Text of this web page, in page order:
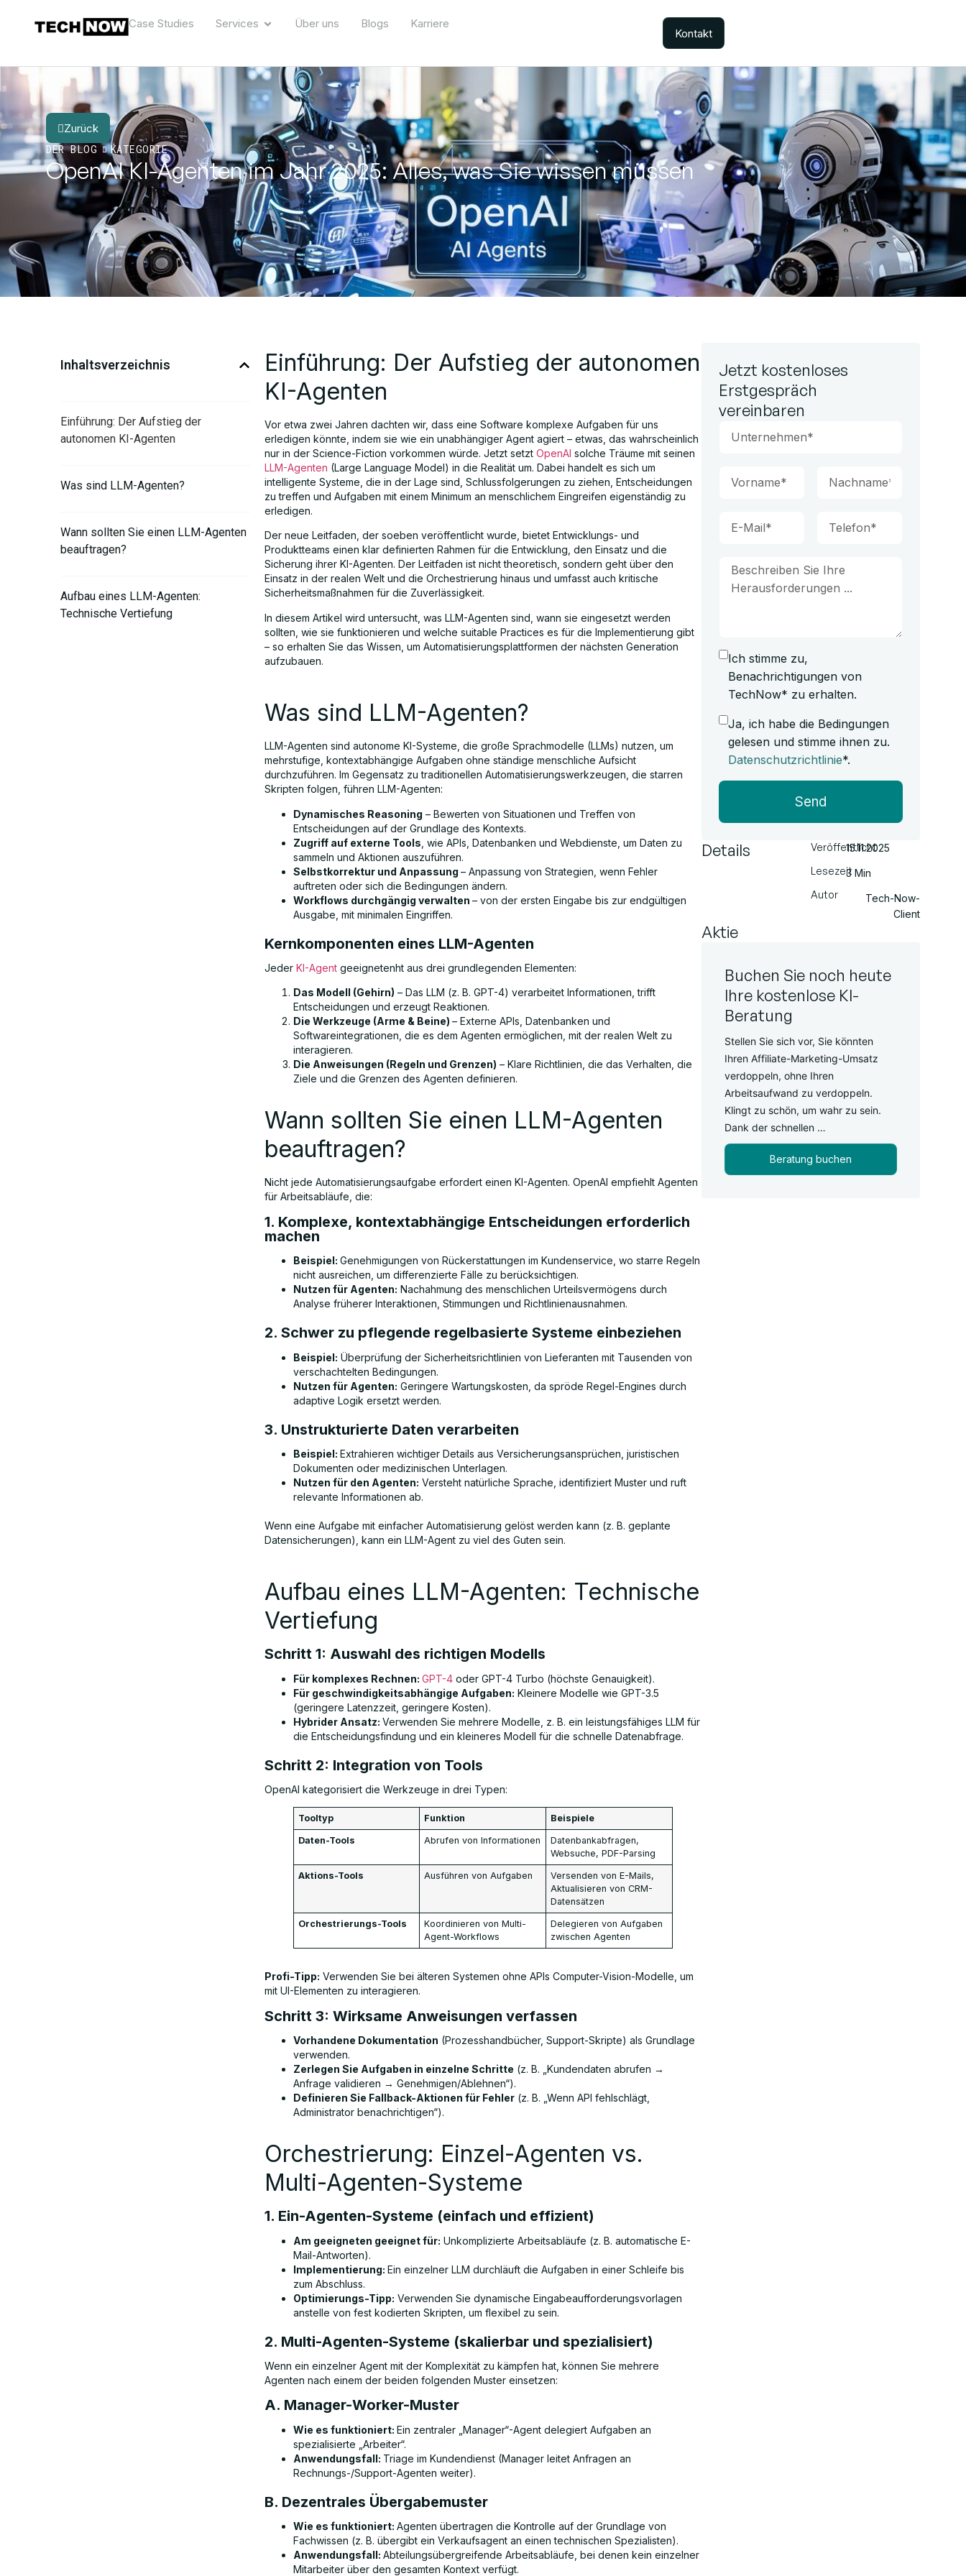
Case Studies Services Über uns Blogs Karriere
Kontakt
Zurück
DER BLOG
KATEGORIE
OpenAI KI-Agenten im Jahr 2025: Alles, was Sie wissen müssen
Inhaltsverzeichnis
Einführung: Der Aufstieg der
autonomen KI-Agenten
Was sind LLM-Agenten?
Wann sollten Sie einen LLM-Agenten
beauftragen?
Aufbau eines LLM-Agenten:
Technische Vertiefung
Einführung: Der Aufstieg der autonomen
KI-Agenten
Vor etwa zwei Jahren dachten wir, dass eine Software komplexe Aufgaben für uns
erledigen könnte, indem sie wie ein unabhängiger Agent agiert – etwas, das wahrscheinlich
nur in der Science-Fiction vorkommen würde. Jetzt setzt OpenAI solche Träume mit seinen
LLM-Agenten (Large Language Model) in die Realität um. Dabei handelt es sich um
intelligente Systeme, die in der Lage sind, Schlussfolgerungen zu ziehen, Entscheidungen
zu treffen und Aufgaben mit einem Minimum an menschlichem Eingreifen eigenständig zu
erledigen.
Der neue Leitfaden, der soeben veröffentlicht wurde, bietet Entwicklungs- und
Produktteams einen klar definierten Rahmen für die Entwicklung, den Einsatz und die
Sicherung ihrer KI-Agenten. Der Leitfaden ist nicht theoretisch, sondern geht über den
Einsatz in der realen Welt und die Orchestrierung hinaus und umfasst auch kritische
Sicherheitsmaßnahmen für die Zuverlässigkeit.
In diesem Artikel wird untersucht, was LLM-Agenten sind, wann sie eingesetzt werden
sollten, wie sie funktionieren und welche suitable Practices es für die Implementierung gibt
– so erhalten Sie das Wissen, um Automatisierungsplattformen der nächsten Generation
aufzubauen.
Was sind LLM-Agenten?
LLM-Agenten sind autonome KI-Systeme, die große Sprachmodelle (LLMs) nutzen, um
mehrstufige, kontextabhängige Aufgaben ohne ständige menschliche Aufsicht
durchzuführen. Im Gegensatz zu traditionellen Automatisierungswerkzeugen, die starren
Skripten folgen, führen LLM-Agenten:
Dynamisches Reasoning – Bewerten von Situationen und Treffen von
Entscheidungen auf der Grundlage des Kontexts.
Zugriff auf externe Tools , wie APIs, Datenbanken und Webdienste, um Daten zu
sammeln und Aktionen auszuführen.
Selbstkorrektur und Anpassung – Anpassung von Strategien, wenn Fehler
auftreten oder sich die Bedingungen ändern.
Workflows durchgängig verwalten – von der ersten Eingabe bis zur endgültigen
Ausgabe, mit minimalen Eingriffen.
Kernkomponenten eines LLM-Agenten
Jeder KI-Agent geeignetenht aus drei grundlegenden Elementen:
Das Modell (Gehirn) – Das LLM (z. B. GPT-4) verarbeitet Informationen, trifft
Entscheidungen und erzeugt Reaktionen.
Die Werkzeuge (Arme & Beine) – Externe APIs, Datenbanken und
Softwareintegrationen, die es dem Agenten ermöglichen, mit der realen Welt zu
interagieren.
Die Anweisungen (Regeln und Grenzen) – Klare Richtlinien, die das Verhalten, die
Ziele und die Grenzen des Agenten definieren.
Wann sollten Sie einen LLM-Agenten
beauftragen?
Nicht jede Automatisierungsaufgabe erfordert einen KI-Agenten. OpenAI empfiehlt Agenten
für Arbeitsabläufe, die:
1. Komplexe, kontextabhängige Entscheidungen erforderlich
machen
Beispiel: Genehmigungen von Rückerstattungen im Kundenservice, wo starre Regeln
nicht ausreichen, um differenzierte Fälle zu berücksichtigen.
Nutzen für Agenten: Nachahmung des menschlichen Urteilsvermögens durch
Analyse früherer Interaktionen, Stimmungen und Richtlinienausnahmen.
2. Schwer zu pflegende regelbasierte Systeme einbeziehen
Beispiel: Überprüfung der Sicherheitsrichtlinien von Lieferanten mit Tausenden von
verschachtelten Bedingungen.
Nutzen für Agenten: Geringere Wartungskosten, da spröde Regel-Engines durch
adaptive Logik ersetzt werden.
3. Unstrukturierte Daten verarbeiten
Beispiel: Extrahieren wichtiger Details aus Versicherungsansprüchen, juristischen
Dokumenten oder medizinischen Unterlagen.
Nutzen für den Agenten: Versteht natürliche Sprache, identifiziert Muster und ruft
relevante Informationen ab.
Wenn eine Aufgabe mit einfacher Automatisierung gelöst werden kann (z. B. geplante
Datensicherungen), kann ein LLM-Agent zu viel des Guten sein.
Aufbau eines LLM-Agenten: Technische
Vertiefung
Schritt 1: Auswahl des richtigen Modells
Für komplexes Rechnen: GPT-4 oder GPT-4 Turbo (höchste Genauigkeit).
Für geschwindigkeitsabhängige Aufgaben: Kleinere Modelle wie GPT-3.5
(geringere Latenzzeit, geringere Kosten).
Hybrider Ansatz: Verwenden Sie mehrere Modelle, z. B. ein leistungsfähiges LLM für
die Entscheidungsfindung und ein kleineres Modell für die schnelle Datenabfrage.
Schritt 2: Integration von Tools
OpenAI kategorisiert die Werkzeuge in drei Typen:
Tooltyp Funktion Beispiele
Daten-Tools Abrufen von Informationen
Datenbankabfragen,
Websuche, PDF-Parsing
Aktions-Tools Ausführen von Aufgaben
Versenden von E-Mails,
Aktualisieren von CRM-
Datensätzen
Orchestrierungs-Tools
Koordinieren von Multi-
Agent-Workflows
Delegieren von Aufgaben
zwischen Agenten
Profi-Tipp: Verwenden Sie bei älteren Systemen ohne APIs Computer-Vision-Modelle, um
mit UI-Elementen zu interagieren.
Schritt 3: Wirksame Anweisungen verfassen
Vorhandene Dokumentation (Prozesshandbücher, Support-Skripte) als Grundlage
verwenden.
Zerlegen Sie Aufgaben in einzelne Schritte (z. B. „Kundendaten abrufen →
Anfrage validieren → Genehmigen/Ablehnen“).
Definieren Sie Fallback-Aktionen für Fehler (z. B. „Wenn API fehlschlägt,
Administrator benachrichtigen“).
Orchestrierung: Einzel-Agenten vs.
Multi-Agenten-Systeme
1. Ein-Agenten-Systeme (einfach und effizient)
Am geeigneten geeignet für: Unkomplizierte Arbeitsabläufe (z. B. automatische E-
Mail-Antworten).
Implementierung: Ein einzelner LLM durchläuft die Aufgaben in einer Schleife bis
zum Abschluss.
Optimierungs-Tipp: Verwenden Sie dynamische Eingabeaufforderungsvorlagen
anstelle von fest kodierten Skripten, um flexibel zu sein.
2. Multi-Agenten-Systeme (skalierbar und spezialisiert)
Wenn ein einzelner Agent mit der Komplexität zu kämpfen hat, können Sie mehrere
Agenten nach einem der beiden folgenden Muster einsetzen:
A. Manager-Worker-Muster
Wie es funktioniert: Ein zentraler „Manager“-Agent delegiert Aufgaben an
spezialisierte „Arbeiter“.
Anwendungsfall: Triage im Kundendienst (Manager leitet Anfragen an
Rechnungs-/Support-Agenten weiter).
B. Dezentrales Übergabemuster
Wie es funktioniert: Agenten übertragen die Kontrolle auf der Grundlage von
Fachwissen (z. B. übergibt ein Verkaufsagent an einen technischen Spezialisten).
Anwendungsfall: Abteilungsübergreifende Arbeitsabläufe, bei denen kein einzelner
Mitarbeiter über den gesamten Kontext verfügt.
Jetzt kostenloses
Erstgespräch
vereinbaren
Ich stimme zu,
Benachrichtigungen von
TechNow* zu erhalten.
Ja, ich habe die Bedingungen
gelesen und stimme ihnen zu.
Datenschutzrichtlinie*.
Send
Details
Veröffentlicht
Lesezeit
Autor
15.11.2025
3 Min
Tech-Now-
Client
Aktie
Buchen Sie noch heute
Ihre kostenlose KI-
Beratung
Stellen Sie sich vor, Sie könnten
Ihren Affiliate-Marketing-Umsatz
verdoppeln, ohne Ihren
Arbeitsaufwand zu verdoppeln.
Klingt zu schön, um wahr zu sein.
Dank der schnellen …
Beratung buchen